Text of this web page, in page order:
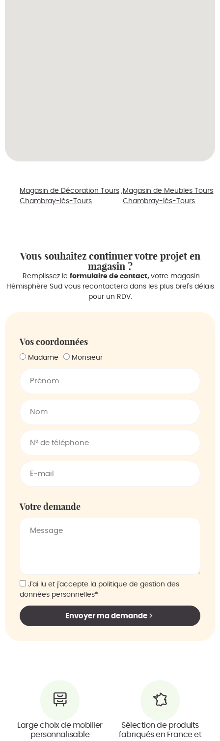
Magasin de Décoration Tours
Chambray-lès-Tours
Magasin de Meubles Tours
Chambray-lès-Tours
Vous souhaitez continuer votre projet en
magasin ?
Remplissez le formulaire de contact, votre magasin
Hémisphère Sud vous recontactera dans les plus brefs délais
pour un RDV.
Vos coordonnées
Madame Monsieur
Votre demande
J'ai lu et j'accepte la politique de gestion des
données personnelles*
Envoyer ma demande
Large choix de mobilier
personnalisable
Sélection de produits
fabriqués en France et